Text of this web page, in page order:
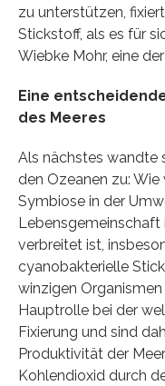
zu unterstützen,
Stickstoff, als es für
Wiebke Mohr, eine
Eine
des Meeres
Als nächstes wandte
den Ozeanen zu:
Symbiose in der
Lebensgemeinschaft
verbreitet ist,
cyanobakterielle
winzigen
Hauptrolle bei der
Fixierung und sind
Produktivität der
Kohlendioxid durch